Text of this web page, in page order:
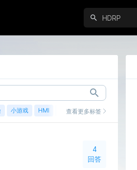
小游戏 HMI 鸿蒙查看更多标签
4
回答